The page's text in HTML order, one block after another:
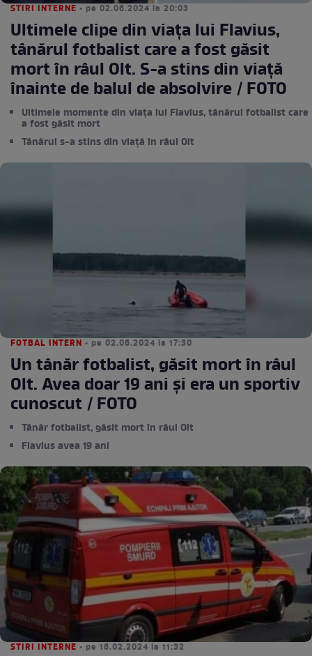
STIRI INTERNE • pe 02.06.2024 la 20:03
Ultimele clipe din viaţa lui Flavius,
tânărul fotbalist care a fost găsit
mort în râul Olt. S-a stins din viață
înainte de balul de absolvire / FOTO
Ultimele momente din viaţa lui Flavius, tânărul fotbalist care
a fost găsit mort
Tânărul s-a stins din viață în râul Olt
FOTBAL INTERN • pe 02.06.2024 la 17:30
Un tânăr fotbalist, găsit mort în râul
Olt. Avea doar 19 ani și era un sportiv
cunoscut / FOTO
Tânăr fotbalist, găsit mort în râul Olt
Flavius avea 19 ani
STIRI INTERNE • pe 16.02.2024 la 11:32